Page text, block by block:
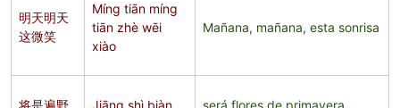
明天明天
这微笑
Míng tiān míng
tiān zhè wēi
xiào
Mañana, mañana, esta sonrisa
将是遍野 Jiāng shì biàn será flores de primavera